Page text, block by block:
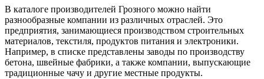
В каталоге производителей Грозного можно найти
разнообразные компании из различных отраслей. Это
предприятия, занимающиеся производством строительных
материалов, текстиля, продуктов питания и электроники.
Например, в списке представлены заводы по производству
бетона, швейные фабрики, а также компании, выпускающие
традиционные чачу и другие местные продукты.